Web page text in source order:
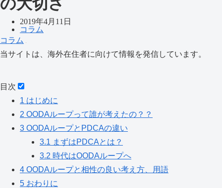
2019年4月11日
コラム
コラム
当サイトは、海外在住者に向けて情報を発信しています。
目次
1 はじめに
2 OODAループって誰が考えたの？？
3 OODAループとPDCAの違い
3.1 まずはPDCAとは？
3.2 時代はOODAループへ
4 OODAループと相性の良い考え方、用語
5 おわりに